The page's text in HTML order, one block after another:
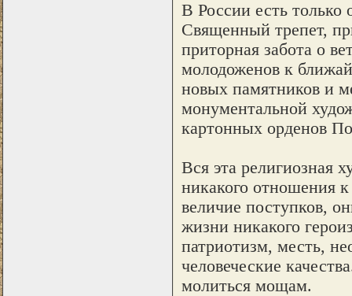
В России есть только
Священный трепет,
приторная забота о
молодоженов к
новых памятников и
монументальной
картонных орденов
Вся эта религиозная
никакого отношения
величие поступков,
жизни никакого
патриотизм, месть,
человеческие
молиться мощам.